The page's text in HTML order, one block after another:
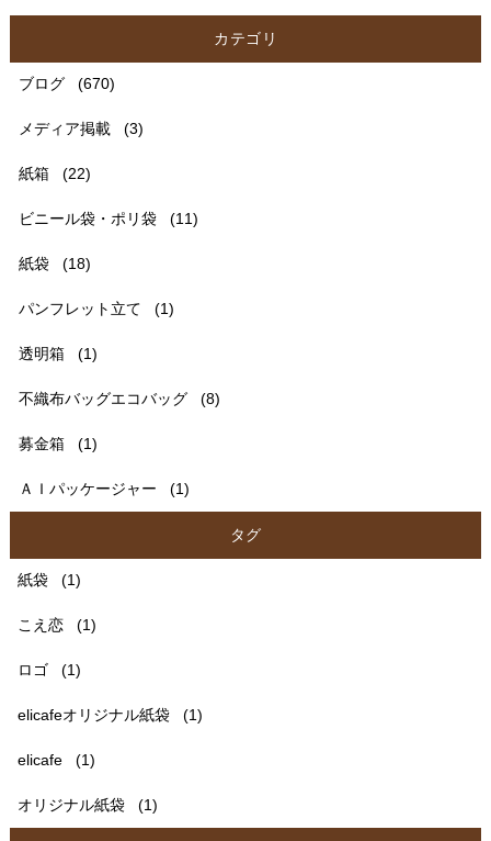
カテゴリ
ブログ (670)
メディア掲載 (3)
紙箱 (22)
ビニール袋・ポリ袋 (11)
紙袋 (18)
パンフレット立て (1)
透明箱 (1)
不織布バッグエコバッグ (8)
募金箱 (1)
ＡＩパッケージャー (1)
タグ
紙袋 (1)
こえ恋 (1)
ロゴ (1)
elicafeオリジナル紙袋 (1)
elicafe (1)
オリジナル紙袋 (1)